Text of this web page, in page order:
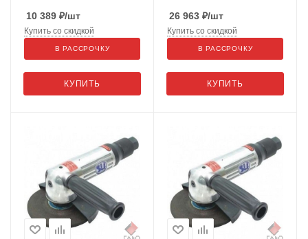
10 389 ₽/шт
КУПИТЬ
Купить со скидкой
В РАССРОЧКУ
26 963 ₽/шт
КУПИТЬ
Купить со скидкой
В РАССРОЧКУ